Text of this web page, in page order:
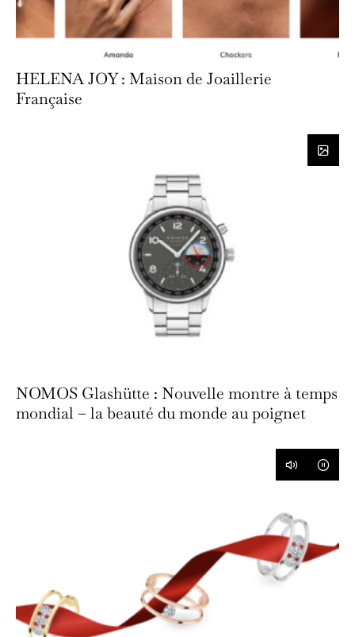
HELENA JOY : Maison de Joaillerie
Française
NOMOS Glashütte : Nouvelle montre à temps
mondial – la beauté du monde au poignet